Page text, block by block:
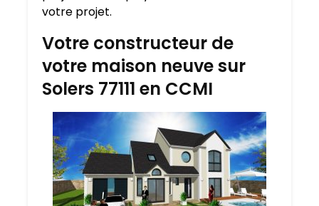
votre projet.
Votre constructeur de
votre maison neuve sur
Solers 77111 en CCMI